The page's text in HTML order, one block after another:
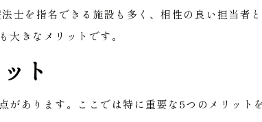
士を指名できる施設も多く、相性の良い担当者と
きなメリットです。
ト
があります。ここでは特に重要な5つのメリットを